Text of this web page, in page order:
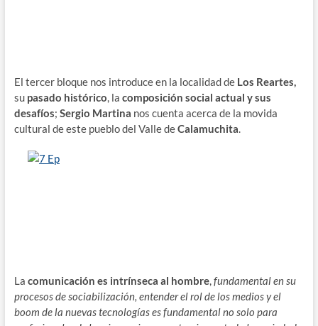
El tercer bloque nos introduce en la localidad de Los Reartes,
su pasado histórico, la composición social actual y sus
desafíos; Sergio Martina nos cuenta acerca de la movida
cultural de este pueblo del Valle deCalamuchita.
La comunicación es intrínseca al hombre,fundamental en su
procesos de sociabilización, entender el rol de los medios y el
boom de la nuevas tecnologías es fundamental no solo para